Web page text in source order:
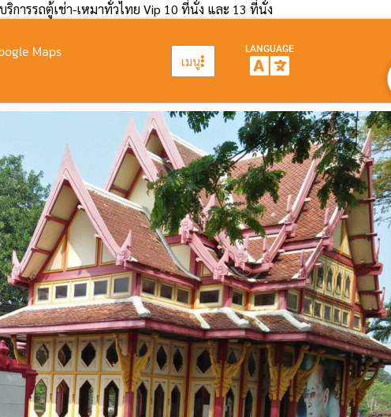
บริการรถตู้เช่า-เหมาทั่วไทย Vip 10 ที่นั่ง และ 13 ที่นั่ง
Maps
เมนู
LANGUAGE